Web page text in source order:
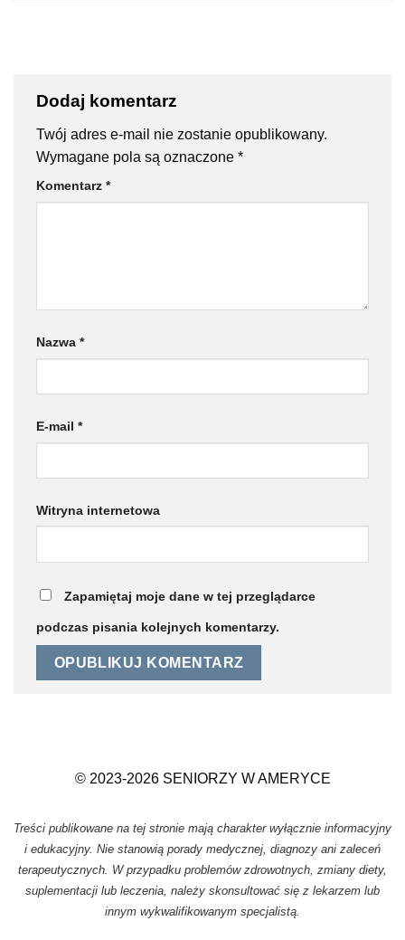
Dodaj komentarz
Twój adres e-mail nie zostanie opublikowany.
Wymagane pola są oznaczone *
Komentarz *
Nazwa *
E-mail *
Witryna internetowa
Zapamiętaj moje dane w tej przeglądarce
podczas pisania kolejnych komentarzy.
© 2023-2026 SENIORZY W AMERYCE
Treści publikowane na tej stronie mają charakter wyłącznie informacyjny
i edukacyjny. Nie stanowią porady medycznej, diagnozy ani zaleceń
terapeutycznych. W przypadku problemów zdrowotnych, zmiany diety,
suplementacji lub leczenia, należy skonsultować się z lekarzem lub
innym wykwalifikowanym specjalistą.